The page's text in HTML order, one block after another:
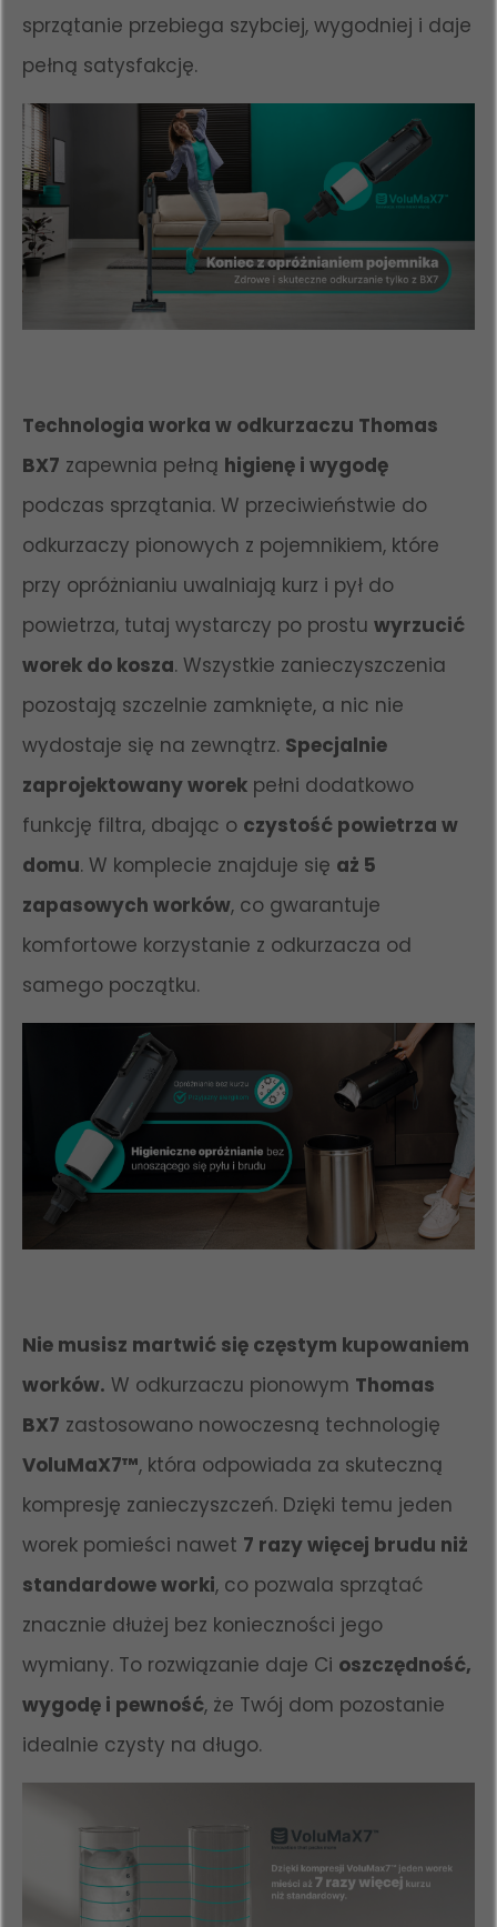
sprzątanie przebiega szybciej, wygodniej i daje
pełną satysfakcję.
Technologia worka w odkurzaczu Thomas
BX7 zapewnia pełną higienę i wygodę
podczas sprzątania. W przeciwieństwie do
odkurzaczy pionowych z pojemnikiem, które
przy opróżnianiu uwalniają kurz i pył do
powietrza, tutaj wystarczy po prostu wyrzucić
worek do kosza. Wszystkie zanieczyszczenia
pozostają szczelnie zamknięte, a nic nie
wydostaje się na zewnątrz. Specjalnie
zaprojektowany worek pełni dodatkowo
funkcję filtra, dbając o czystość powietrza w
domu. W komplecie znajduje się aż 5
zapasowych worków, co gwarantuje
komfortowe korzystanie z odkurzacza od
samego początku.
Nie musisz martwić się częstym kupowaniem
worków. W odkurzaczu pionowym Thomas
BX7 zastosowano nowoczesną technologię
VoluMaX7™, która odpowiada za skuteczną
kompresję zanieczyszczeń. Dzięki temu jeden
worek pomieści nawet 7 razy więcej brudu niż
standardowe worki, co pozwala sprzątać
znacznie dłużej bez konieczności jego
wymiany. To rozwiązanie daje Ci oszczędność,
wygodę i pewność, że Twój dom pozostanie
idealnie czysty na długo.